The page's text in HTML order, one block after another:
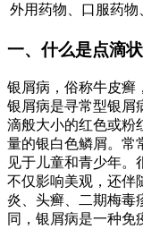
外用药物、口服药物
一、什么是点滴
银屑病，俗称牛皮癣
银屑病是寻常型银屑
滴般大小的红色或粉
量的银白色鳞屑。常
见于儿童和青少年。
不仅影响美观，还伴
炎、头癣、二期梅毒
同，银屑病是一种免